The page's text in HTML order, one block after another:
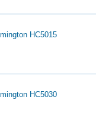
HC5015
HC5030